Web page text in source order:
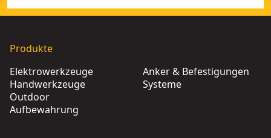
Produkte
Elektrowerkzeuge
Handwerkzeuge
Outdoor
Aufbewahrung
Anker & Befestigungen
Systeme